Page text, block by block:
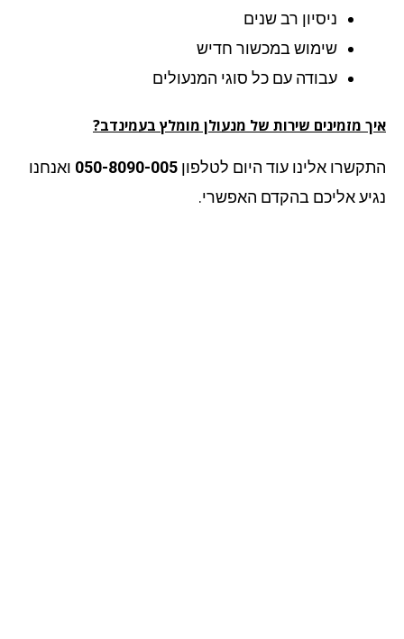
ניסיון רב שנים
שימוש במכשור חדיש
עבודה עם כל סוגי המנעולים
מזמינים שירות של מנעולן מומלץ בעמינדב?
אלינו עוד היום לטלפון050-8090-005ואנחנו
אליכם בהקדם האפשרי.